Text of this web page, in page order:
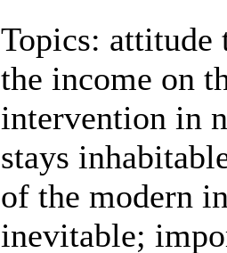
Topics: attitude
the income on
intervention in
stays
of the modern
inevitable;